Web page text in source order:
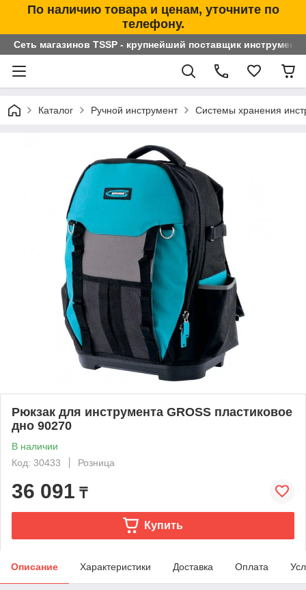
По наличию товара и ценам, уточните по
телефону.
Сеть магазинов TSSP - крупнейший поставщик
Каталог Ручной инструмент Системы хранения
Рюкзак для инструмента GROSS пластиковое
дно 90270
В наличии
Код: 30433
Розница
36 091 ₸
Купить
Описание Характеристики Доставка Оплата